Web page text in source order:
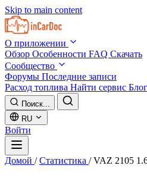
Skip to main content
О приложении
Обзор Особенности FAQ Скачать
Сообщество
Форумы Последние записи
Расход топлива Найти сервис Блог
Поиск...
RU
Войти
Домой / Статистика / VAZ 2105